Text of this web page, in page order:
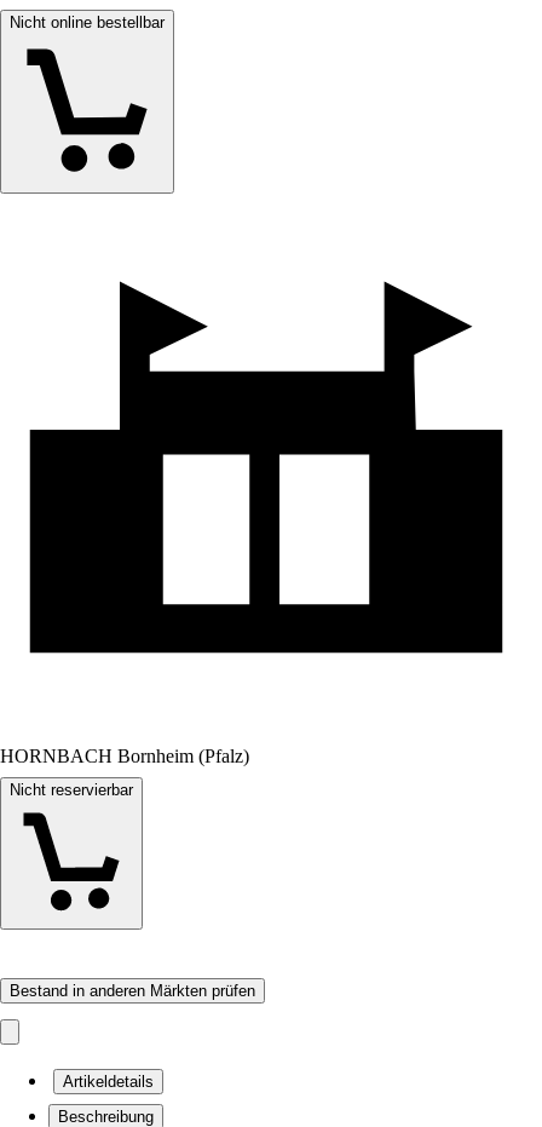
Nicht online bestellbar
HORNBACH Bornheim (Pfalz)
Nicht reservierbar
Bestand in anderen Märkten prüfen
Artikeldetails
Beschreibung